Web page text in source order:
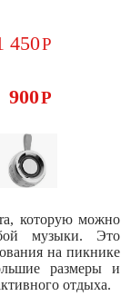
450Р
900Р
которую можно
музыки. Это
на пикнике
размеры и
отдыха.